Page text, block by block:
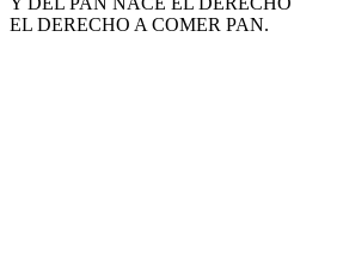
EL DERECHO A COMER PAN.